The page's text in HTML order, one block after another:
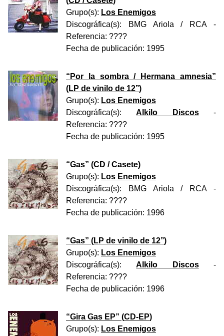
Grupo(s): Los Enemigos
Discográfica(s):
BMG Ariola / RCA-
Referencia: ????
Fecha de publicación: 1995
“ Por la sombra / Hermana amnesia”
(LP de vinilo de 12’’)
Grupo(s): Los Enemigos
Discográfica(s):Alkilo Discos-
Referencia: ????
Fecha de publicación: 1995
“Gas” (CD / Casete)
Grupo(s): Los Enemigos
Discográfica(s):
BMG Ariola / RCA-
Referencia: ????
Fecha de publicación: 1996
“Gas” (LP de vinilo de 12’’)
Grupo(s): Los Enemigos
Discográfica(s):Alkilo Discos-
Referencia: ????
Fecha de publicación: 1996
“Gira Gas EP” (CD-EP)
Grupo(s): Los Enemigos